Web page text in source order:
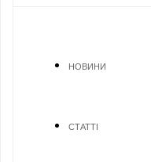
НОВИНИ
СТАТТІ